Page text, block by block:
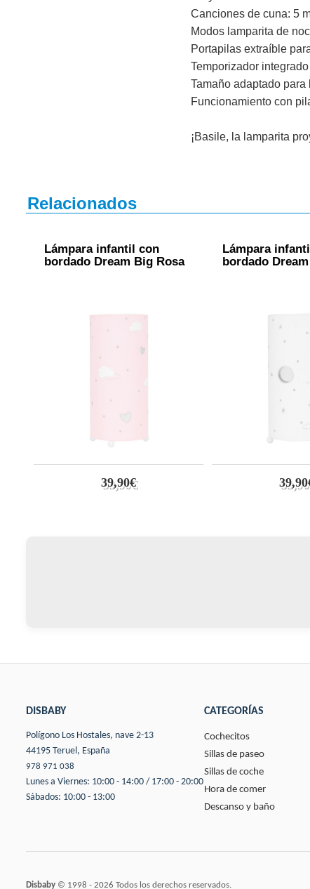
Canciones de cuna: 5
Modos lamparita de
Portapilas extraíble
Temporizador
Tamaño adaptado
Funcionamiento con
¡Basile, la lamparita
Relacionados
Lámpara infantil con
bordado Dream Big Rosa
39,90€
Lámpara
bordado
DISBABY
Polígono Los Hostales, nave 2-13
44195 Teruel, España
978 971 038
Lunes a Viernes: 10:00 - 14:00 / 17:00 - 20:00
Sábados: 10:00 - 13:00
CATEGORÍAS
Cochecitos
Sillas de paseo
Sillas de coche
Hora de comer
Descanso y baño
Disbaby © 1998 - 2026 Todos los derechos reservados.